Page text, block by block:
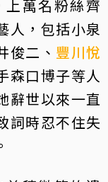
萬名粉絲齊
人，包括小泉
俊二、 豐川悅
森口博子等人
辭世以來一直
詞時忍不住失